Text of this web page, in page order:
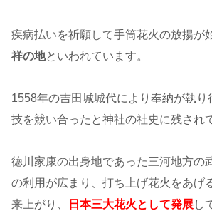
疾病払いを祈願して手筒花火の放揚が
祥の地といわれています。
1558年の吉田城城代により奉納が執り
技を競い合ったと神社の社史に残され
徳川家康の出身地であった三河地方の
の利用が広まり、打ち上げ花火をあげ
来上がり、
日本三大花火として発展し